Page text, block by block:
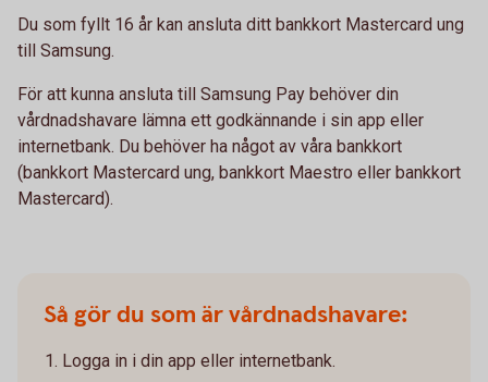
Du som fyllt 16 år kan ansluta ditt bankkort Mastercard ung
till Samsung.
För att kunna ansluta till Samsung Pay behöver din
vårdnadshavare lämna ett godkännande i sin app eller
internetbank. Du behöver ha något av våra bankkort
(bankkort Mastercard ung, bankkort Maestro eller bankkort
Mastercard).
Så gör du som är vårdnadshavare:
Logga in i din app eller internetbank.